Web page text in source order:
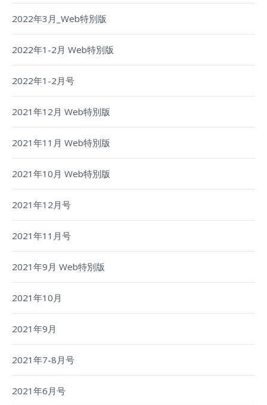
2022年3月_Web特別版
2022年1-2月 Web特別版
2022年1-2月号
2021年12月 Web特別版
2021年11月 Web特別版
2021年10月 Web特別版
2021年12月号
2021年11月号
2021年9月 Web特別版
2021年10月
2021年9月
2021年7-8月号
2021年6月号